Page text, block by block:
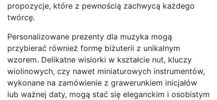
propozycje, które z pewnością zachwycą każdego
twórcę.
Personalizowane prezenty dla muzyka mogą
przybierać również formę biżuterii z unikalnym
wzorem. Delikatne wisiorki w kształcie nut, kluczy
wiolinowych, czy nawet miniaturowych instrumentów,
wykonane na zamówienie z grawerunkiem inicjałów
lub ważnej daty, mogą stać się eleganckim i osobistym